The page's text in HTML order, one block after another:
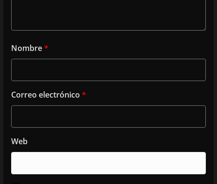
Nombre*
Correo electrónico *
Web